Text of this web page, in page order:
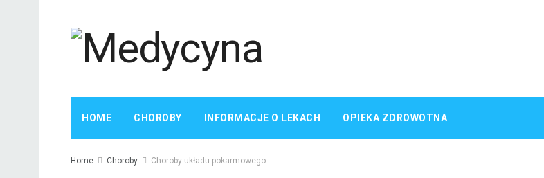
HOME CHOROBY INFORMACJE O LEKACH OPIEKA ZDROWOTNA
Home Choroby Choroby układu pokarmowego